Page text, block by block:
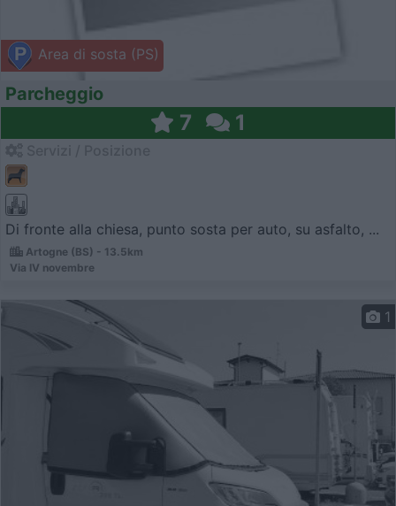
Area di sosta (PS)
Parcheggio
7 1
Di fronte alla chiesa, punto sosta per auto, su asfalto, ...
Artogne (BS) - 13.5km
Via IV novembre
1